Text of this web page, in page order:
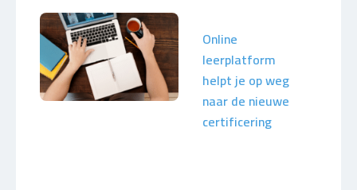
Online
leerplatform
helpt je op weg
naar de nieuwe
certificering